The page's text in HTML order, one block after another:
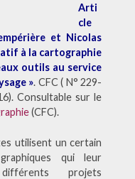
Arti
cle
et Nicolas
à la cartographie
outils au service
». CFC ( N° 229-
Consultable sur le
(CFC).
utilisent un certain
qui leur
projets